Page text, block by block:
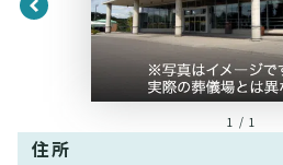
1 / 1
住所